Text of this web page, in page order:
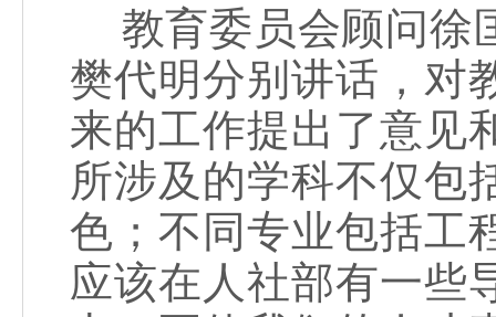
教育委员会顾问徐
樊代明分别讲话，对
来的工作提出了意见
所涉及的学科不仅包
色；不同专业包括工
应该在人社部有一些